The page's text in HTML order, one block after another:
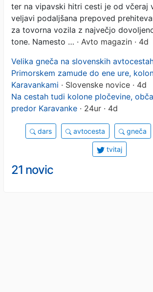
ter na vipavski hitri cesti je od včeraj
veljavi podaljšana prepoved
za tovorna vozila z največjo
tone. Namesto … · Avto magazin · 4d
Velika gneča na slovenskih
Primorskem zamude do ene ure,
Karavankami · Slovenske novice · 4d
Na cestah tudi kolone pločevine,
predor Karavanke · 24ur · 4d
dars avtocesta gneča
tvitaj
21 novic